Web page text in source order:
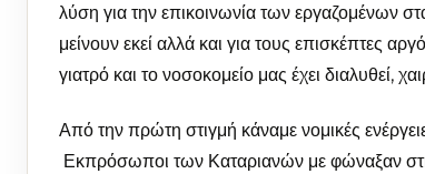
λύση για την επικοινωνία των εργαζομένων
μείνουν εκεί αλλά και για τους επισκέπτες
γιατρό και το νοσοκομείο μας έχει διαλυθεί,
Από την πρώτη στιγμή κάναμε νομικές
Εκπρόσωποι των Καταριανών με φώναξαν